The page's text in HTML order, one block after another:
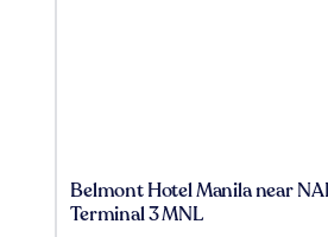
Belmont
Hotel
Belmont Hotel Manila near
Terminal 3 MNL